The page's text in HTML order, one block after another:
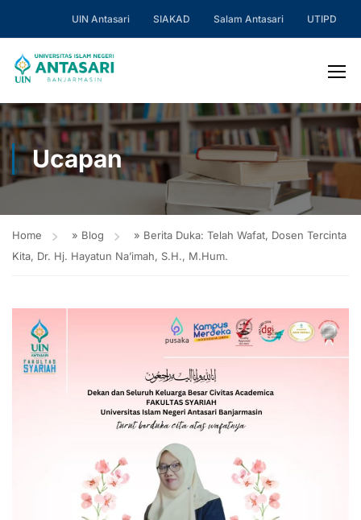
UIN Antasari SIAKAD Salam Antasari UTIPD
Ucapan
Home » Blog » Berita Duka: Telah Wafat, Dosen Tercinta
Kita, Dr. Hj. Hayatun Na’imah, S.H., M.Hum.